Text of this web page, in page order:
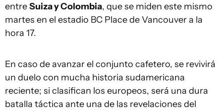
entreSuiza y Colombia, que se miden este mismo
martes en el estadio BC Place de Vancouver a la
hora 17.
En caso de avanzar el conjunto cafetero, se revivirá
un duelo con mucha historia sudamericana
reciente; si clasifican los europeos, será una dura
batalla táctica ante una de las revelaciones del